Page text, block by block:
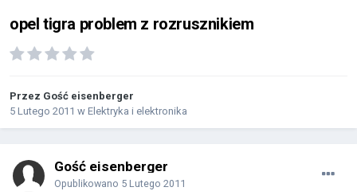
opel tigra problem z rozrusznikiem
Przez Gość eisenberger
5 Lutego 2011 w Elektryka i elektronika
Gość eisenberger
Opublikowano 5 Lutego 2011